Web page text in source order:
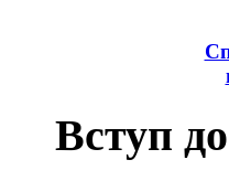
Вступ